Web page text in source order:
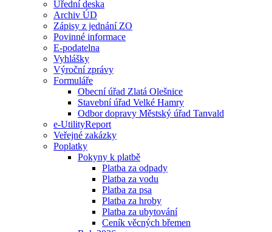
Úřední deska
Archiv ÚD
Zápisy z jednání ZO
Povinné informace
E-podatelna
Vyhlášky
Výroční zprávy
Formuláře
Obecní úřad Zlatá Olešnice
Stavební úřad Velké Hamry
Odbor dopravy Městský úřad Tanvald
e-UtilityReport
Veřejné zakázky
Poplatky
Pokyny k platbě
Platba za odpady
Platba za vodu
Platba za psa
Platba za hroby
Platba za ubytování
Ceník věcných břemen